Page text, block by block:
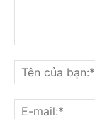
nghĩ
gì
về
bài